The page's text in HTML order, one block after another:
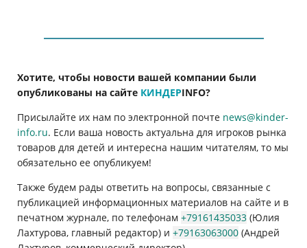
Хотите, чтобы новости вашей компании были
опубликованы на сайте КИНДЕРINFO?
Присылайте их нам по электронной почте news@kinder-
info.ru. Если ваша новость актуальна для игроков рынка
товаров для детей и интересна нашим читателям, то мы
обязательно ее опубликуем!
Также будем рады ответить на вопросы, связанные с
публикацией информационных материалов на сайте и в
печатном журнале, по телефонам +79161435033 (Юлия
Лахтурова, главный редактор) и +79163063000 (Андрей